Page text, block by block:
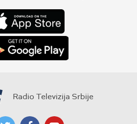
Radio Televizija Srbije